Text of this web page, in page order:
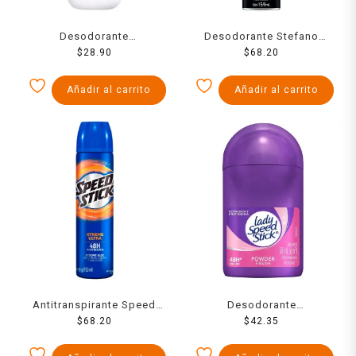
Desodorante
antitranspirante Garnier
para dama 65 g
$28.90
Añadir al carrito
Desodorante Stefano
cosmo en aerosol para
$68.20
Añadir al carrito
Antitranspirante Speed
Stick 24/7 xtreme ultra
$68.20
Desodorante
Antitranspirante Lady
$42.35